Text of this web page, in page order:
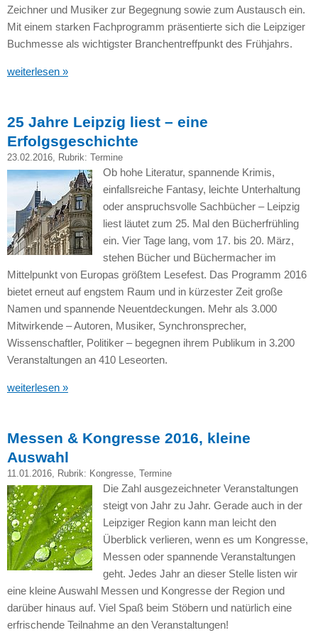
Zeichner und Musiker zur Begegnung sowie zum Austausch ein.
Mit einem starken Fachprogramm präsentierte sich die Leipziger
Buchmesse als wichtigster Branchentreffpunkt des Frühjahrs.
weiterlesen »
25 Jahre Leipzig liest – eine
Erfolgsgeschichte
23.02.2016, Rubrik: Termine
Ob hohe Literatur, spannende Krimis,
einfallsreiche Fantasy, leichte Unterhaltung
oder anspruchsvolle Sachbücher – Leipzig
liest läutet zum 25. Mal den Bücherfrühling
ein. Vier Tage lang, vom 17. bis 20. März,
stehen Bücher und Büchermacher im
Mittelpunkt von Europas größtem Lesefest. Das Programm 2016
bietet erneut auf engstem Raum und in kürzester Zeit große
Namen und spannende Neuentdeckungen. Mehr als 3.000
Mitwirkende – Autoren, Musiker, Synchronsprecher,
Wissenschaftler, Politiker – begegnen ihrem Publikum in 3.200
Veranstaltungen an 410 Leseorten.
weiterlesen »
Messen & Kongresse 2016, kleine
Auswahl
11.01.2016, Rubrik: Kongresse, Termine
Die Zahl ausgezeichneter Veranstaltungen
steigt von Jahr zu Jahr. Gerade auch in der
Leipziger Region kann man leicht den
Überblick verlieren, wenn es um Kongresse,
Messen oder spannende Veranstaltungen
geht. Jedes Jahr an dieser Stelle listen wir
eine kleine Auswahl Messen und Kongresse der Region und
darüber hinaus auf. Viel Spaß beim Stöbern und natürlich eine
erfrischende Teilnahme an den Veranstaltungen!